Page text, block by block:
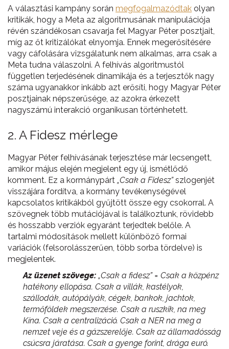
A választási kampány során megfogalmazódtak olyan
kritikák, hogy a Meta az algoritmusának manipulációja
révén szándékosan csavarja fel Magyar Péter posztjait,
míg az őt kritizálókat elnyomja. Ennek megerősítésére
vagy cáfolására vizsgálatunk nem alkalmas, arra csak a
Meta tudna válaszolni. A felhívás algoritmustól
független terjedésének dinamikája és a terjesztők nagy
száma ugyanakkor inkább azt erősíti, hogy Magyar Péter
posztjainak népszerűsége, az azokra érkezett
nagyszámú interakció organikusan történhetett.
2. A Fidesz mérlege
Magyar Péter felhívásának terjesztése már lecsengett,
amikor május elején megjelent egy új, ismétlődő
komment. Ez a kormánypárt „Csak a Fidesz”szlogenjét
visszájára fordítva, a kormány tevékenységével
kapcsolatos kritikákból gyűjtött össze egy csokorral. A
szövegnek több mutációjával is találkoztunk, rövidebb
és hosszabb verziók egyaránt terjedtek belőle. A
tartalmi módosítások mellett különböző formai
variációk (felsorolásszerűen, több sorba tördelve) is
megjelentek.
Az üzenet szövege: „Csak a fidesz” = Csak a közpénz
hatékony ellopása. Csak a villák, kastélyok,
szállodák, autópályák, cégek, bankok, jachtok,
termőföldek megszerzése. Csak a ruszkik, na meg
Kína. Csak a centralizáció. Csak a NER na meg a
nemzet veje és a gázszerelője. Csak az államadósság
csúcsra járatása. Csak a gyenge forint, drága euró.